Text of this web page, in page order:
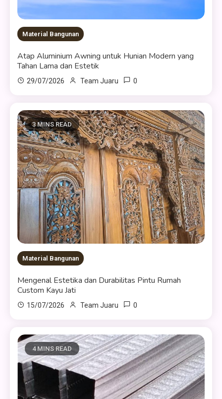
Material Bangunan
Atap Aluminium Awning untuk Hunian Modern yang
Tahan Lama dan Estetik
29/07/2026 Team Juaru 0
3 MINS READ
Material Bangunan
Mengenal Estetika dan Durabilitas Pintu Rumah
Custom Kayu Jati
15/07/2026 Team Juaru 0
4 MINS READ